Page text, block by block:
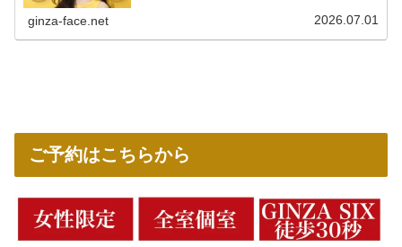
ginza-face.net 2026.07.01
ご予約はこちらから